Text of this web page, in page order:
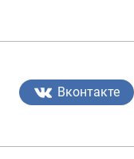
Вконтакте